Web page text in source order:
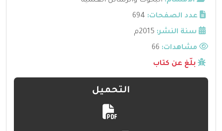
عدد الصفحات: 694
سنة النشر: 2015م
مشاهدات:
بلّغ عن كتاب
التحميل